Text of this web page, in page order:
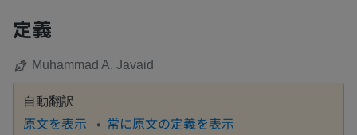
定義
Muhammad A. Javaid
自動翻訳
原文を表示 常に原文の定義を表示